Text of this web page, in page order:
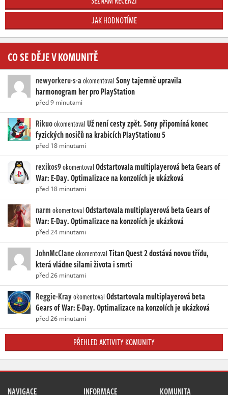
JAK HODNOTÍME
CO SE DĚJE V KOMUNITĚ
newyorkeru-s-aokomentovalSony tajemně upravila
harmonogram her pro PlayStation
před 9 minutami
RikuookomentovalUž není cesty zpět. Sony připomíná konec
fyzických nosičů na krabicích PlayStationu 5
před 18 minutami
rexikos9okomentovalOdstartovala multiplayerová beta Gears of
War: E-Day. Optimalizace na konzolích je ukázková
před 18 minutami
narmokomentovalOdstartovala multiplayerová beta Gears of
War: E-Day. Optimalizace na konzolích je ukázková
před 24 minutami
JohnMcClaneokomentovalTitan Quest 2 dostává novou třídu,
která vládne silami života i smrti
před 26 minutami
Reggie-KrayokomentovalOdstartovala multiplayerová beta
Gears of War: E-Day. Optimalizace na konzolích je ukázková
před 26 minutami
PŘEHLED AKTIVITY KOMUNITY
NAVIGACE INFORMACE KOMUNITA